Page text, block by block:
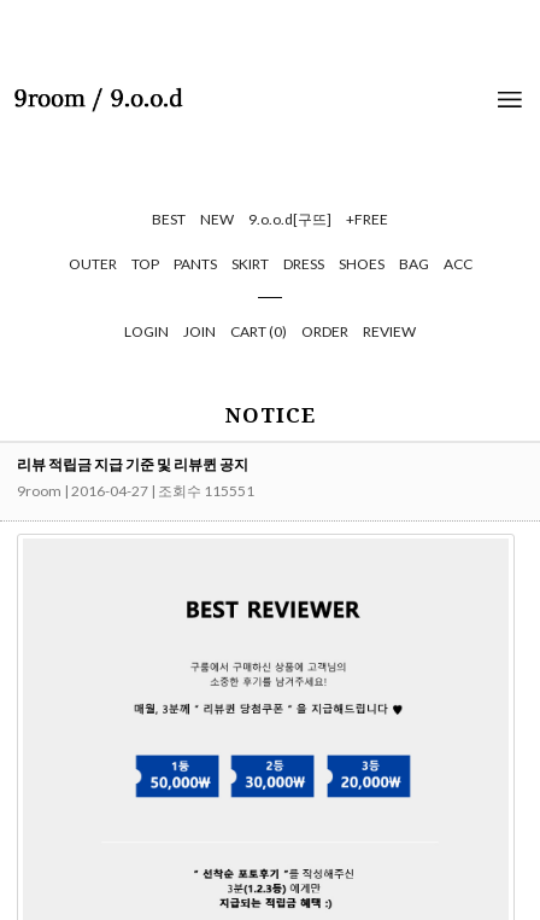
BEST NEW 9.o.o.d[구뜨] +FREE
OUTER TOP PANTS SKIRT DRESS SHOES BAG ACC
LOGIN JOIN CART (0) ORDER REVIEW
NOTICE
리뷰 적립금 지급 기준 및 리뷰퀸 공지
9room | 2016-04-27 | 조회수 115551